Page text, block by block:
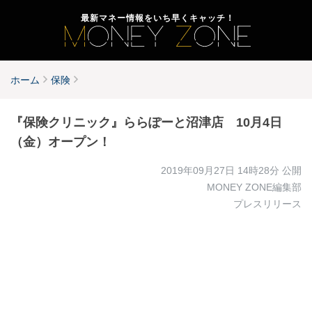
最新マネー情報をいち早くキャッチ！
ホーム 保険
『保険クリニック』ららぽーと沼津店 10月4日
（金）オープン！
2019年09月27日 14時28分 公開
MONEY ZONE編集部
プレスリリース